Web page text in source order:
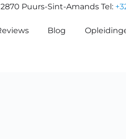
Puurs-Sint-Amands Tel:
Blog